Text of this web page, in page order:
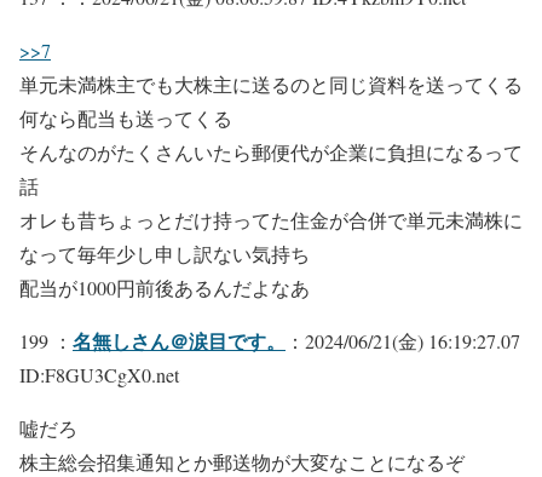
>>7
単元未満株主でも大株主に送るのと同じ資料を送ってくる
何なら配当も送ってくる
そんなのがたくさんいたら郵便代が企業に負担になるって
話
オレも昔ちょっとだけ持ってた住金が合併で単元未満株に
なって毎年少し申し訳ない気持ち
配当が1000円前後あるんだよなあ
199 ： 名無しさん＠涙目です。
：2024/06/21(金) 16:19:27.07
ID:F8GU3CgX0.net
嘘だろ
株主総会招集通知とか郵送物が大変なことになるぞ